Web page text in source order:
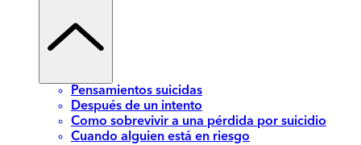
Pensamientos suicidas
Después de un intento
Como sobrevivir a una pérdida por suicidio
Cuando alguien está en riesgo